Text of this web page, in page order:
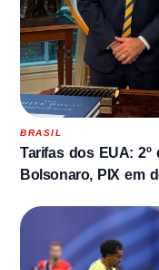
BRASIL
Tarifas dos EUA:
Bolsonaro, PIX em